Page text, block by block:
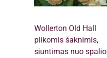
Wollerton Old Hall
plikomis šaknimis,
siuntimas nuo spalio